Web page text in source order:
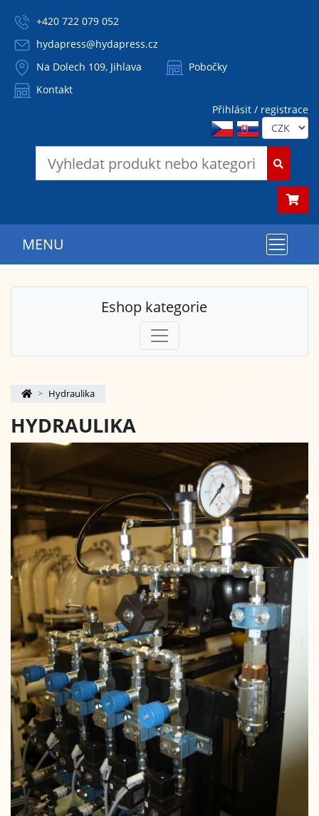
+420 722 079 052
hydapress@hydapress.cz
Na Dolech 109, Jihlava
Pobočky
Kontakt
Přihlásit / registrace
MENU
Eshop kategorie
Hydraulika
HYDRAULIKA